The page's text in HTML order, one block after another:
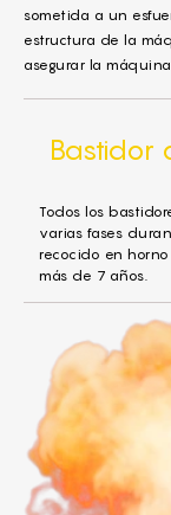
sometida a un
estructura de la
asegurar la
Bastidor
Todos los
varias fases
recocido en
más de 7 años.